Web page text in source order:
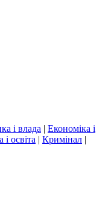
і влада | Економіка і
і освіта | Кримінал |